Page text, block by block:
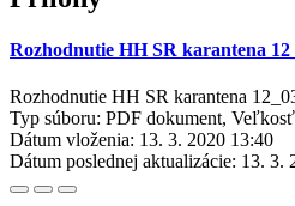
Rozhodnutie HH SR karantena
Rozhodnutie HH SR karantena
Typ súboru: PDF dokument,
Dátum vloženia: 13. 3. 2020 13:40
Dátum poslednej aktualizácie: 13. 3.